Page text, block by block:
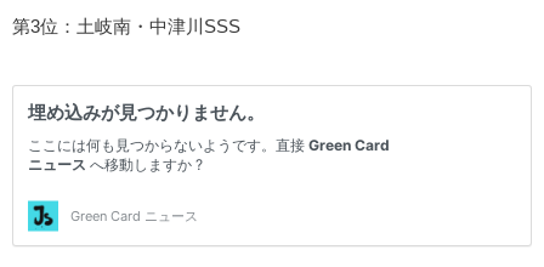
第3位：土岐南・中津川SSS